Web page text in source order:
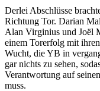
Derlei Abschlüsse
Richtung Tor. Darian
Alan Virginius und Joël
einem Torerfolg mit
Wucht, die YB in
gar nichts zu sehen,
Verantwortung auf
muss.